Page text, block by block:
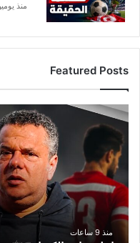
منذ
Featured Posts
ع
م
ه
منذ 9 ساعات